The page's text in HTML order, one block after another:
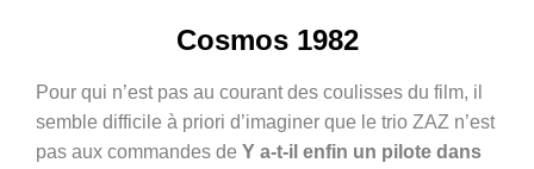
Cosmos 1982
Pour qui n’est pas au courant des coulisses du film, il
semble difficile à priori d’imaginer que le trio ZAZ n’est
pas aux commandes de Y a-t-il enfin un pilote dans